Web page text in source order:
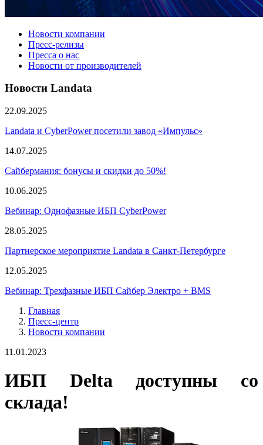
Новости компании
Пресс-релизы
Пресса о нас
Новости от производителей
Новости Landata
22.09.2025
Landata и CyberPower посетили завод «Импульс»
14.07.2025
Сайбермания: бонусы и скидки до 50%!
10.06.2025
Вебинар: Однофазные ИБП CyberPower
28.05.2025
Партнерское мероприятие Landata в Санкт-Петербурге
12.05.2025
Вебинар: Трехфазные ИБП Сайбер Электро + BMS
Главная
Пресс-центр
Новости компании
11.01.2023
ИБП Delta доступны со
склада!